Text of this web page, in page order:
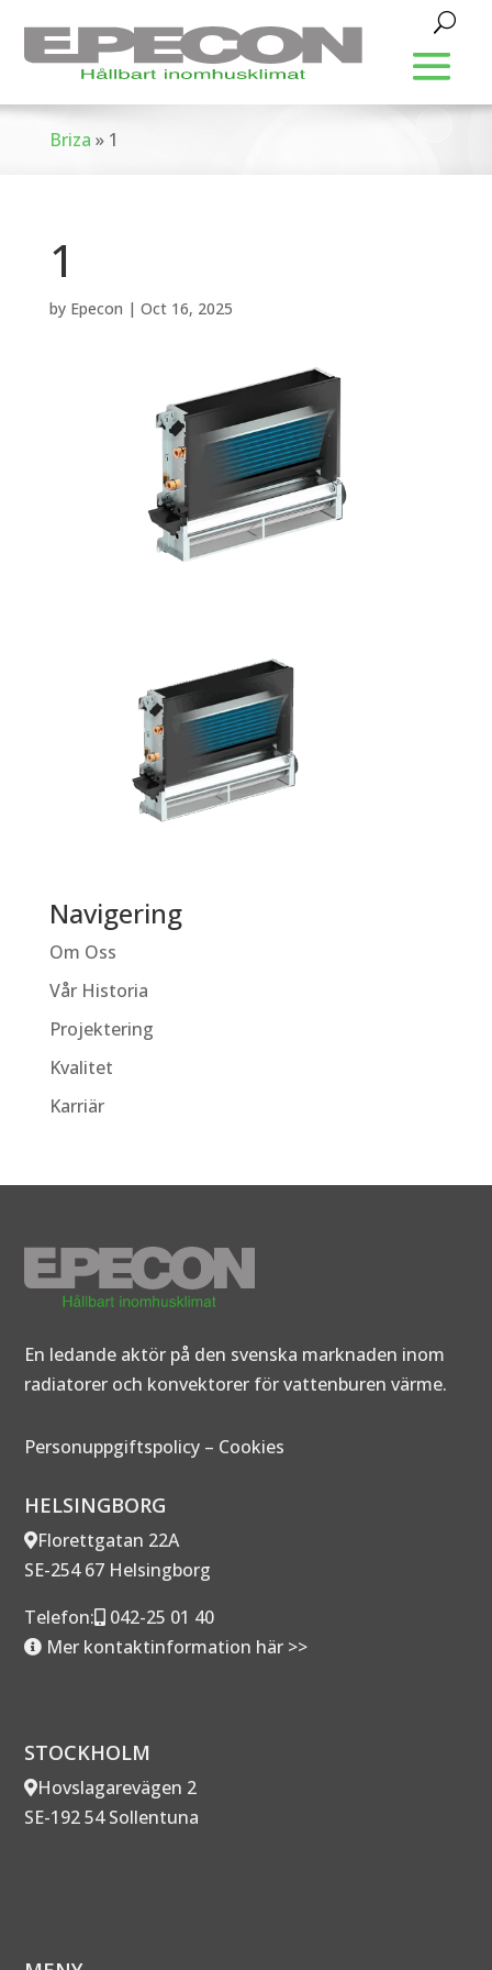
Briza » 1
1
by Epecon | Oct 16, 2025
Navigering
Om Oss
Vår Historia
Projektering
Kvalitet
Karriär
En ledande aktör på den svenska marknaden inom
radiatorer och konvektorer för vattenburen värme.
Personuppgiftspolicy – Cookies
HELSINGBORG
Florettgatan 22A
SE-254 67 Helsingborg
Telefon:
042-25 01 40
Mer kontaktinformation här >>
STOCKHOLM
Hovslagarevägen 2
SE-192 54 Sollentuna